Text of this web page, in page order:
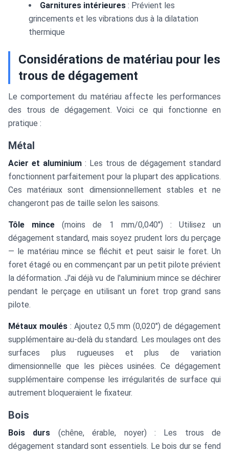
Garnitures intérieures : Prévient les
grincements et les vibrations dus à la dilatation
thermique
Considérations de matériau pour les
trous de dégagement
Le comportement du matériau affecte les performances
des trous de dégagement. Voici ce qui fonctionne en
pratique :
Métal
Acier et aluminium : Les trous de dégagement standard
fonctionnent parfaitement pour la plupart des applications.
Ces matériaux sont dimensionnellement stables et ne
changeront pas de taille selon les saisons.
Tôle mince (moins de 1 mm/0,040") : Utilisez un
dégagement standard, mais soyez prudent lors du perçage
— le matériau mince se fléchit et peut saisir le foret. Un
foret étagé ou en commençant par un petit pilote prévient
la déformation. J'ai déjà vu de l'aluminium mince se déchirer
pendant le perçage en utilisant un foret trop grand sans
pilote.
Métaux moulés: Ajoutez 0,5 mm (0,020") de dégagement
supplémentaire au-delà du standard. Les moulages ont des
surfaces plus rugueuses et plus de variation
dimensionnelle que les pièces usinées. Ce dégagement
supplémentaire compense les irrégularités de surface qui
autrement bloqueraient le fixateur.
Bois
Bois durs (chêne, érable, noyer) : Les trous de
dégagement standard sont essentiels. Le bois dur se fend